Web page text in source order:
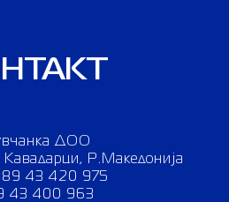
ДОО
Р.Македонија
43 420 975
43 400 963